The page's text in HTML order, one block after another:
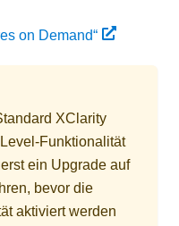
on Demand“
XClarity
Funktionalität
ein Upgrade auf
bevor die
aktiviert werden